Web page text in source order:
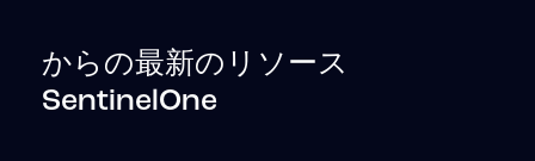
からの最新のリソース
SentinelOne